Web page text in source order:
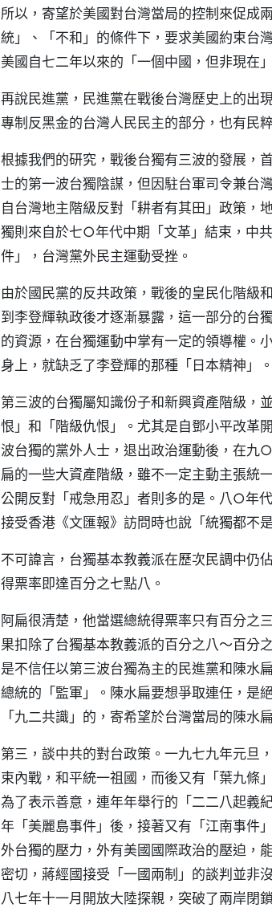
所以，寄望於美國對台灣當局的控制來促成
統」、「不和」的條件下，要求美國約束台
美國自七二年以來的「一個中國，但非現在
再說民進黨，民進黨在戰後台灣歷史上的出
專制反黑金的台灣人民民主的部分，也有民
根據我們的研究，戰後台獨有三波的發展，
士的第一波台獨陰謀，但因駐台軍司令兼台
自台灣地主階級反對「耕者有其田」政策，
獨則來自於七○年代中期「文革」結束，中
件」，台灣黨外民主運動受挫。
由於國民黨的反共政策，戰後的皇民化階級
到李登輝執政後才逐漸暴露，這一部分的台
的資源，在台獨運動中掌有一定的領導權。
身上，就缺乏了李登輝的那種「日本精神」。
第三波的台獨屬知識份子和新興資產階級，
恨」和「階級仇恨」。尤其是自鄧小平改革
波台獨的黨外人士，退出政治運動後，在
扁的一些大資產階級，雖不一定主動主張統
公開反對「戒急用忍」者則多的是。八○年
接受香港《文匯報》訪問時也說「統獨都不
不可諱言，台獨基本教義派在歷次民調中仍
得票率即達百分之七點八。
阿扁很清楚，他當選總統得票率只有百分之
果扣除了台獨基本教義派的百分之八～百分
是不信任以第三波台獨為主的民進黨和陳水
總統的「監軍」。陳水扁要想爭取連任，是
「九二共識」的，寄希望於台灣當局的陳水
第三，談中共的對台政策。一九七九年元旦
束內戰，和平統一祖國，而後又有「葉九條
為了表示善意，連年年舉行的「二二八起義
年「美麗島事件」後，接著又有「江南事件
外台獨的壓力，外有美國國際政治的壓迫，
密切，蔣經國接受「一國兩制」的談判並非
八七年十一月開放大陸探親，突破了兩岸閉